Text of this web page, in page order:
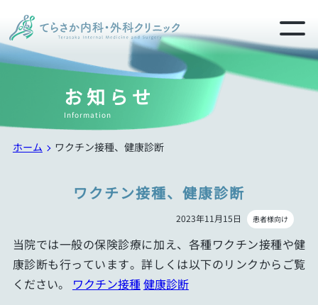
お知らせ
Information
ホーム ワクチン接種、健康診断
ワクチン接種、健康診断
患者様向け
2023年11月15日
当院では一般の保険診療に加え、各種ワクチン接種や健
康診断も行っています。詳しくは以下のリンクからご覧
ください。 ワクチン接種 健康診断